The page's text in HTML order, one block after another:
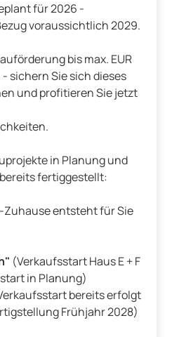
für 2026 -
voraussichtlich 2029.
bis max. EUR
sichern Sie sich dieses
und profitieren Sie jetzt
in Planung und
fertiggestellt:
Zuhause entsteht für Sie
(Verkaufsstart Haus E + F
in Planung)
bereits erfolgt
Frühjahr 2028)